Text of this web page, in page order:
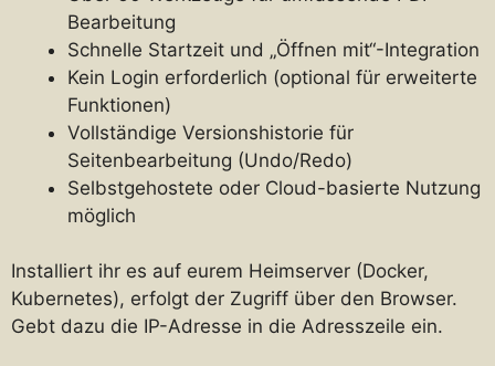
Bearbeitung
Schnelle Startzeit und „Öffnen mit“-Integration
Kein Login erforderlich (optional für erweiterte
Funktionen)
Vollständige Versionshistorie für
Seitenbearbeitung (Undo/Redo)
Selbstgehostete oder Cloud-basierte Nutzung
möglich
Installiert ihr es auf eurem Heimserver (Docker,
Kubernetes), erfolgt der Zugriff über den Browser.
Gebt dazu die IP-Adresse in die Adresszeile ein.